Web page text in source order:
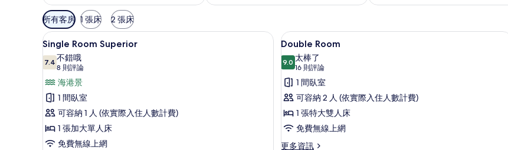
可
用
的
客
房
篩
選
條
件
所有客房 1 張床 2 張床
顯
示
Single
Room
Superior
的
所
有
Single Room Superior | 遮光布/窗簾、熨斗/熨衣板、免費無線上網、獨特裝潢
2
Single Room Superior
7.47.4 分，滿分 10 分
不錯哦
8 則評論
(8
則
評
論)
海港景
1 間臥室
可容納 1 人 (依實際入住人數計費)
1 張加大單人床
免費無線上網
顯
示
Double
Room
的
所
有
相
Double Room | 遮光布/窗簾、
6
Double Room
9.09.0 分，滿分 10 分
太棒了
16 則評論
(16
則
評
論)
1 間臥室
可容納 2 人 (依實際入住人數計費)
1 張特大雙人床
免費無線上網
更多資訊
更